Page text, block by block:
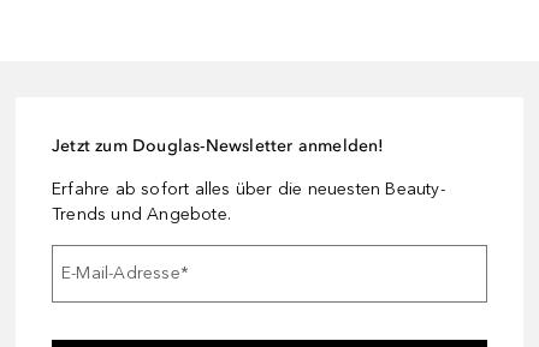
Jetzt zum Douglas-Newsletter anmelden!
Erfahre ab sofort alles über die neuesten Beauty-
Trends und Angebote.
E-Mail-Adresse*